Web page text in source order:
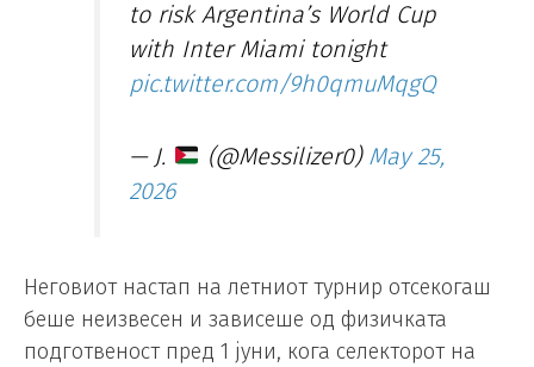
to risk Argentina’s World Cup
with Inter Miami tonight
pic.twitter.com/9h0qmuMqgQ
— J. (@Messilizer0) May 25,
2026
Неговиот настап на летниот турнир отсекогаш
беше неизвесен и зависеше од физичката
подготвеност пред 1 јуни, кога селекторот на